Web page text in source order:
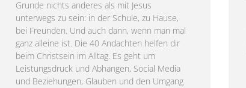
Grunde nichts anderes als mit Jesus
unterwegs zu sein: in der Schule, zu Hause,
bei Freunden. Und auch dann, wenn man mal
ganz alleine ist. Die 40 Andachten helfen dir
beim Christsein im Alltag. Es geht um
Leistungsdruck und Abhängen, Social Media
und Beziehungen, Glauben und den Umgang